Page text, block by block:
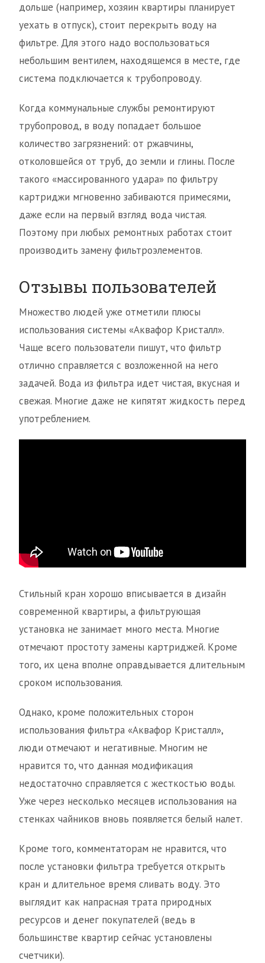
дольше (например, хозяин квартиры планирует
уехать в отпуск), стоит перекрыть воду на
фильтре. Для этого надо воспользоваться
небольшим вентилем, находящемся в месте, где
система подключается к трубопроводу.
Когда коммунальные службы ремонтируют
трубопровод, в воду попадает большое
количество загрязнений: от ржавчины,
отколовшейся от труб, до земли и глины. После
такого «массированного удара» по фильтру
картриджи мгновенно забиваются примесями,
даже если на первый взгляд вода чистая.
Поэтому при любых ремонтных работах стоит
производить замену фильтроэлементов.
Отзывы пользователей
Множество людей уже отметили плюсы
использования системы «Аквафор Кристалл».
Чаще всего пользователи пишут, что фильтр
отлично справляется с возложенной на него
задачей. Вода из фильтра идет чистая, вкусная и
свежая. Многие даже не кипятят жидкость перед
употреблением.
Стильный кран хорошо вписывается в дизайн
современной квартиры, а фильтрующая
установка не занимает много места. Многие
отмечают простоту замены картриджей. Кроме
того, их цена вполне оправдывается длительным
сроком использования.
Однако, кроме положительных сторон
использования фильтра «Аквафор Кристалл»,
люди отмечают и негативные. Многим не
нравится то, что данная модификация
недостаточно справляется с жесткостью воды.
Уже через несколько месяцев использования на
стенках чайников вновь появляется белый налет.
Кроме того, комментаторам не нравится, что
после установки фильтра требуется открыть
кран и длительное время сливать воду. Это
выглядит как напрасная трата природных
ресурсов и денег покупателей (ведь в
большинстве квартир сейчас установлены
счетчики).